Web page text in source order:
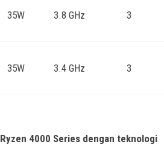
35W 3.8 GHz 3
35W 3.4 GHz 3
4000 Series dengan teknologi